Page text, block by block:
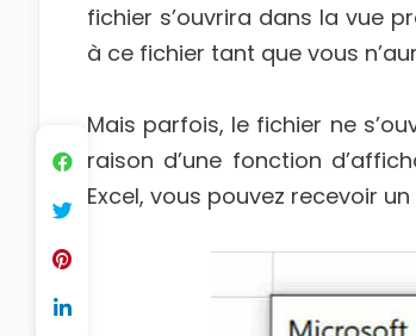
fichier s’ouvrira dans la vue
à ce fichier tant que vous
Mais parfois, le fichier ne
raison d’une fonction
Excel, vous pouvez recevoir